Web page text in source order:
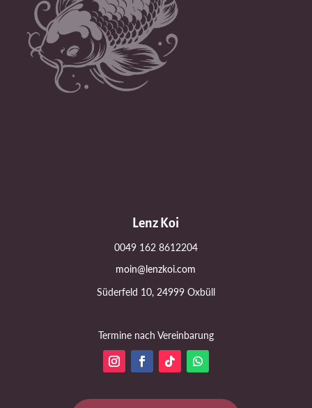
Lenz Koi
0049 162 8612204
moin@lenzkoi.com
Süderfeld 10, 24999 Oxbüll
Termine nach Vereinbarung